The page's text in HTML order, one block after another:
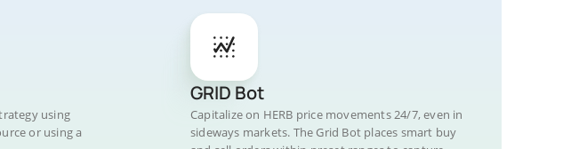
using
or using a
GRID Bot
Capitalize on HERB price movements 24/7, even in
sideways markets. The Grid Bot places smart buy